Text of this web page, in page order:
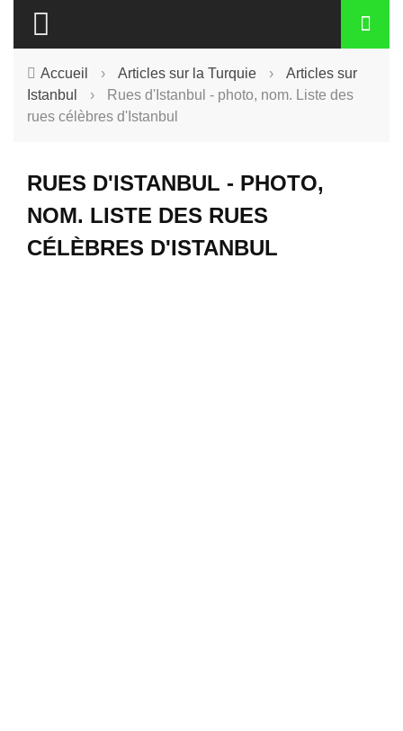
Accueil › Articles sur la Turquie ›
Articles sur
Istanbul
›
Rues d'Istanbul - photo, nom. Liste des
rues célèbres d'Istanbul
RUES D'ISTANBUL - PHOTO,
NOM. LISTE DES RUES
CÉLÈBRES D'ISTANBUL